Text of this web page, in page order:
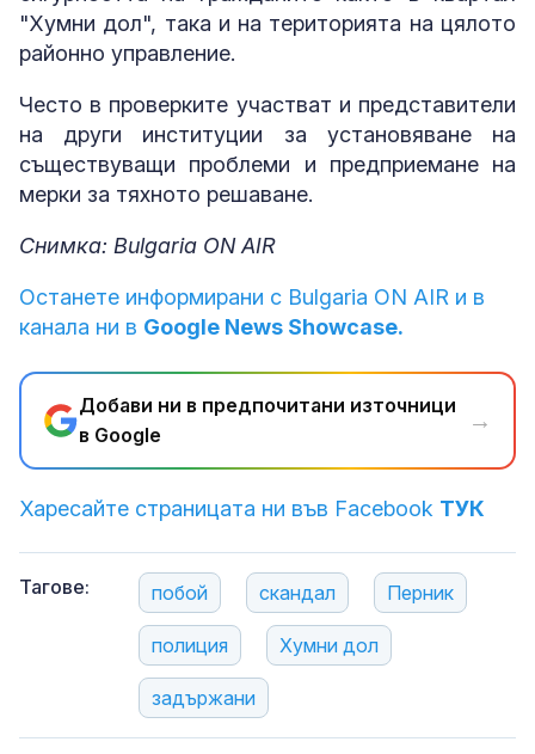
"Хумни дол", така и на територията на цялото
районно управление.
Често в проверките участват и представители
на други институции за установяване на
съществуващи проблеми и предприемане на
мерки за тяхното решаване.
Снимка: Bulgaria ON AIR
Останете информирани с Bulgaria ON AIR и в
канала ни в Google News Showcase.
Добави ни в предпочитани източници
в Google
→
Харесайте страницата ни във Facebook ТУК
Тагове: побой скандал Перник
полиция Хумни дол
задържани